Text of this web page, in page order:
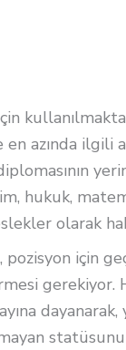
azında ilgili
hukuk,
olarak
pozisyon için
gerekiyor.